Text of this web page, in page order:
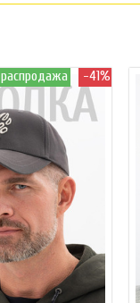
распродажа -41%